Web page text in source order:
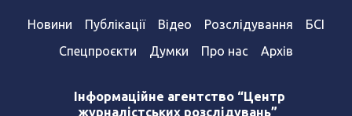
Новини Публікації Відео Розслідування
БСІ
Спецпроєкти
Думки Про нас Архів
Інформаційне агентство “Центр
журналістських розслідувань”